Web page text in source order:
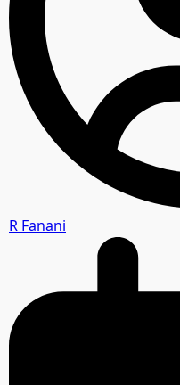
R Fanani